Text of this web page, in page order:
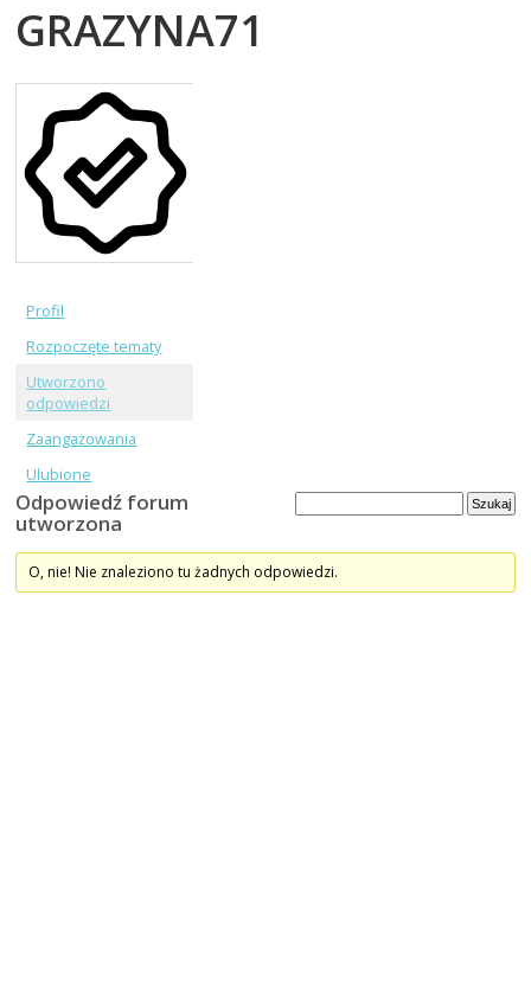
GRAZYNA71
Profil
Rozpoczęte tematy
Utworzono
odpowiedzi
Zaangażowania
Ulubione
Odpowiedź forum
utworzona
O, nie! Nie znaleziono tu żadnych odpowiedzi.